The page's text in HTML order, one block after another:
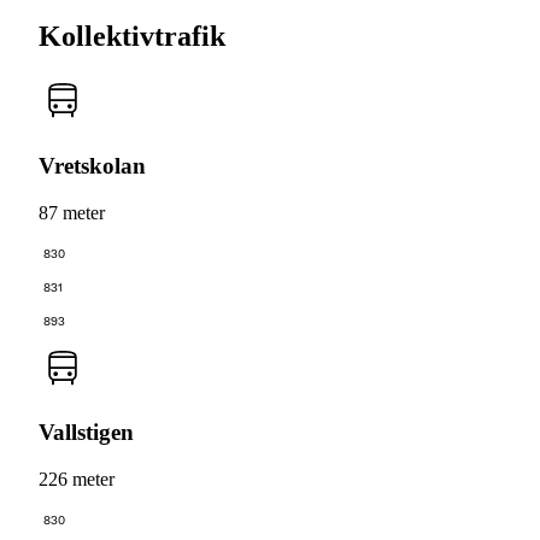
Kollektivtrafik
Vretskolan
87 meter
830
831
893
Vallstigen
226 meter
830